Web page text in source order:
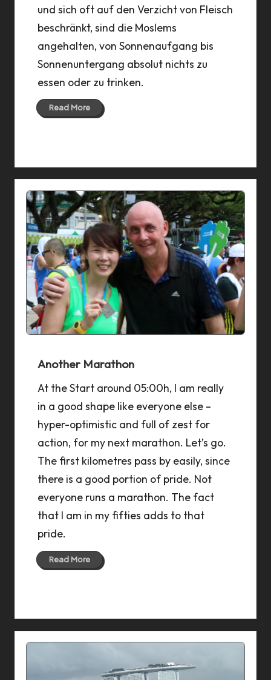
und sich oft auf den Verzicht von Fleisch
beschränkt, sind die Moslems
angehalten, von Sonnenaufgang bis
Sonnenuntergang absolut nichts zu
essen oder zu trinken.
Read More
Another Marathon
At the Start around 05:00h, I am really
in a good shape like everyone else –
hyper-optimistic and full of zest for
action, for my next marathon. Let’s go.
The first kilometres pass by easily, since
there is a good portion of pride. Not
everyone runs a marathon. The fact
that I am in my fifties adds to that
pride.
Read More